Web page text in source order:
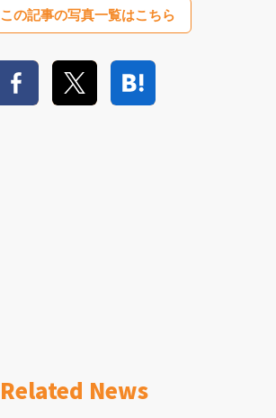
この記事の写真一覧はこちら
Related News